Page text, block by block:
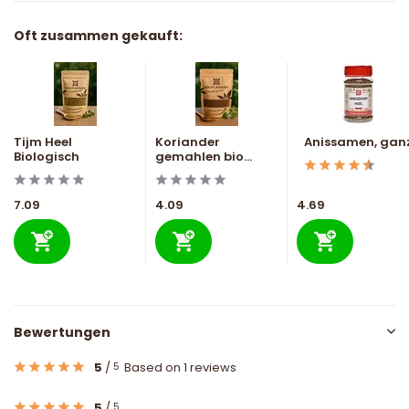
Oft zusammen gekauft:
Tijm Heel
Biologisch
7.09
Koriander
gemahlen bio...
4.09
Anissamen,
4.69
Bewertungen
5 / 5 Based on 1 reviews